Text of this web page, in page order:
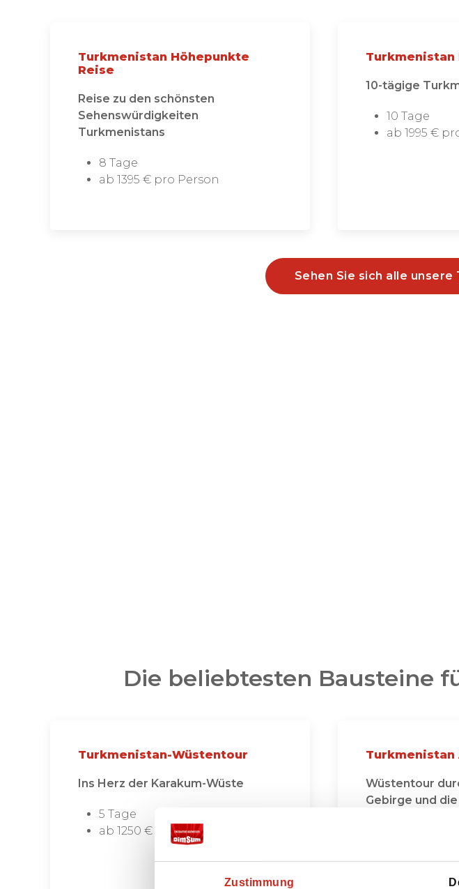
Zustimmung
Turkmenistan Höhepunkte
Reise
Reise zu den schönsten
Sehenswürdigkeiten
Turkmenistans
8 Tage
ab 1395 € pro Person
Turkmenistan
10-tägige
10 Tage
ab 1995 €
Sehen Sie sich alle
Die beliebtesten Bausteine
Turkmenistan-Wüstentour
Ins Herz der Karakum-Wüste
5 Tage
ab 1250 € pro Person
Wüstentour
Gebirge und